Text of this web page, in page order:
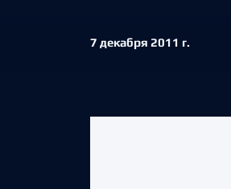
7 декабря 2011 г.